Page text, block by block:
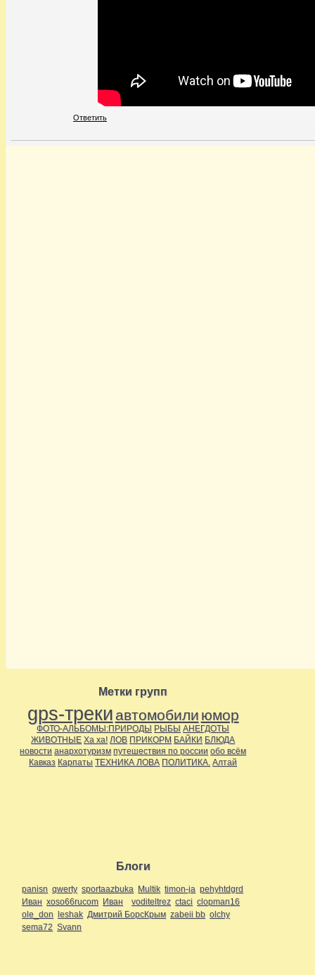
Ответить
Метки групп
gps-треки автомобили юмор
ФОТО-АЛЬБОМЫ:ПРИРОДЫ РЫБЫ АНЕГДОТЫ
ЖИВОТНЫЕ Ха ха! ЛОВ ПРИКОРМ БАЙКИ БЛЮДА
новости анархотуризм путешествия по россии обо всём
Кавказ Карпаты ТЕХНИКА ЛОВА ПОЛИТИКА. Алтай
Блоги
panisn qwerty sportaazbuka Multik timon-ja pehyhtdgrd
Иван xoso66rucom Иван voditeltrez ctaci clopman16
ole_don leshak Дмитрий БорсКрым zabeii bb olchy
sema72 Svann